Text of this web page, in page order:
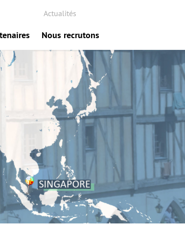
Actualités
Nous recrutons